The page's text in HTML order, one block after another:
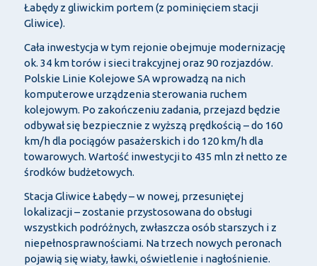
Łabędy z gliwickim portem (z pominięciem stacji
Gliwice).
Cała inwestycja w tym rejonie obejmuje modernizację
ok. 34 km torów i sieci trakcyjnej oraz 90 rozjazdów.
Polskie Linie Kolejowe SA wprowadzą na nich
komputerowe urządzenia sterowania ruchem
kolejowym. Po zakończeniu zadania, przejazd będzie
odbywał się bezpiecznie z wyższą prędkością – do 160
km/h dla pociągów pasażerskich i do 120 km/h dla
towarowych. Wartość inwestycji to 435 mln zł netto ze
środków budżetowych.
Stacja Gliwice Łabędy – w nowej, przesuniętej
lokalizacji – zostanie przystosowana do obsługi
wszystkich podróżnych, zwłaszcza osób starszych i z
niepełnosprawnościami. Na trzech nowych peronach
pojawią się wiaty, ławki, oświetlenie i nagłośnienie.